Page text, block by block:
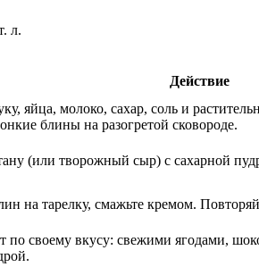
л.
Действие
яйца, молоко, сахар, соль и
блины на разогретой сковороде.
(или творожный сыр) с сахарной
на тарелку, смажьте кремом.
по своему вкусу: свежими ягодами,